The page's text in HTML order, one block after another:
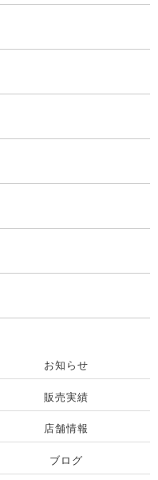
お知らせ
販売実績
店舗情報
ブログ